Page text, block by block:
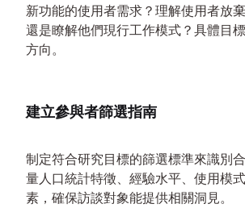
新功能的使用者需求？理解使用者放
還是瞭解他們現行工作模式？具體目
方向。
建立參與者篩選指南
制定符合研究目標的篩選標準來識別
量人口統計特徵、經驗水平、使用模
素，確保訪談對象能提供相關洞見。